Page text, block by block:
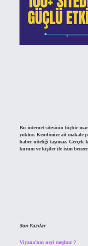
Bu internet sitesinin hiçbir
yoktur. Kendimize ait makale
haber niteliği taşımaz. Gerçek
kurum ve kişiler ile isim
Son Yazılar
Viyana’nın neyi meşhur ?